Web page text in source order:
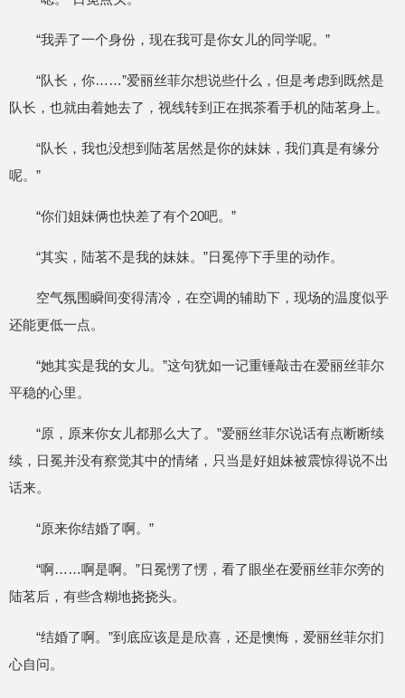
“我弄了一个身份，现在我可是你女儿的同学呢。”
“队长，你……”爱丽丝菲尔想说些什么，但是考虑到既然是
队长，也就由着她去了，视线转到正在抿茶看手机的陆茗身上。
“队长，我也没想到陆茗居然是你的妹妹，我们真是有缘分
呢。”
“你们姐妹俩也快差了有个20吧。”
“其实，陆茗不是我的妹妹。”日冕停下手里的动作。
空气氛围瞬间变得清冷，在空调的辅助下，现场的温度似乎
还能更低一点。
“她其实是我的女儿。”这句犹如一记重锤敲击在爱丽丝菲尔
平稳的心里。
“原，原来你女儿都那么大了。”爱丽丝菲尔说话有点断断续
续，日冕并没有察觉其中的情绪，只当是好姐妹被震惊得说不出
话来。
“原来你结婚了啊。”
“啊……啊是啊。”日冕愣了愣，看了眼坐在爱丽丝菲尔旁的
陆茗后，有些含糊地挠挠头。
“结婚了啊。”到底应该是是欣喜，还是懊悔，爱丽丝菲尔扪
心自问。